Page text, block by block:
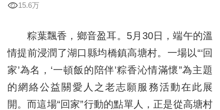
15.6万
粽葉飄香，鄉音盈耳。5月30日，端午的溫
情提前浸潤了湖口縣均橋鎮高塘村。一場以“‘回
家’為名，‘一頓飯的陪伴’粽香沁情滿懷”為主題
的網絡公益關愛人之老志願服務活動在此展
開。而這場“回家”行動的點單人，正是從高塘村